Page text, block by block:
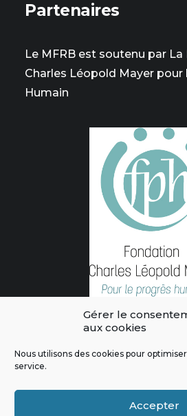
Gérer le
aux cookies
Nous utilisons des cookies pour
service.
Accepter
Partenaires
Le MFRB est soutenu par
Charles Léopold Mayer pour
Humain
L'intégralité des contenus de ce site
|Politique